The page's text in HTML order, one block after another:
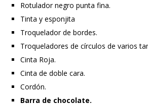
Rotulador negro punta fina.
Tinta y esponjita
Troquelador de bordes.
Troqueladores de círculos de varios
Cinta Roja.
Cinta de doble cara.
Cordón.
Barra de chocolate.